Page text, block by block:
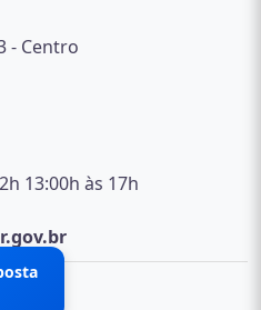
- Centro
13:00h às 17h